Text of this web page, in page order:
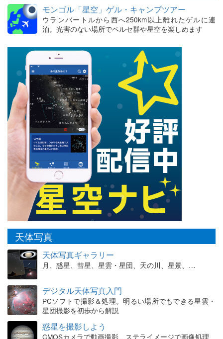
モンゴル「星空」ゲル・キャンプツアー
ウランバートルから西へ250km以上離れたゲルに連
泊。光害のない場所でペルセ群や星空を楽しめます
天体写真
天体写真ギャラリー
月、惑星、彗星、星雲・星団、天の川、星景、…
デジタル天体写真入門
PCソフトで撮影＆処理。明るい場所でもできる星雲・
星団撮影を初歩から解説
惑星を撮影しよう
CMOSカメラで動画撮影、ステライメージで画像処理